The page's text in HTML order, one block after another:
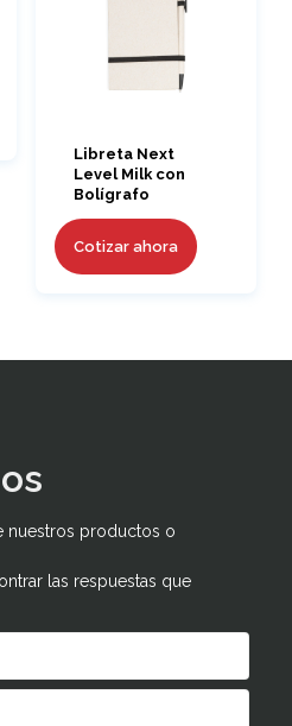
Libreta Next
Level Milk con
Bolígrafo
Cotizar ahora
nuestros productos o
las respuestas que